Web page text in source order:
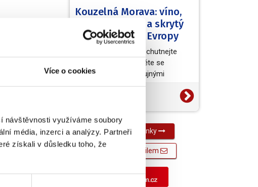
Více o cookies
návštěvnosti využíváme soubory
média, inzerci a analýzy. Partneři
získali v důsledku toho, že
Kouzelná Morava: víno,
barokní zámky a skrytý
poklad střední Evropy
Užijte si skvělá vína, ochutnejte
vynikající jídlo a projděte se
barokními zámky s bujnými
zahradami. To je jižní a…
Všechny novinky
Novinky e-mailem